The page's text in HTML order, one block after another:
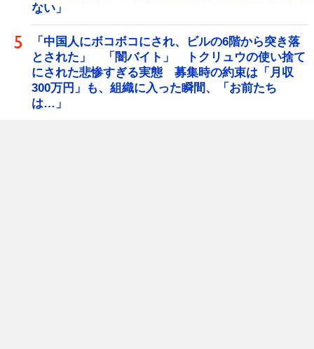
ない」
「中国人にボコボコにされ、ビルの6階から突き落
とされた」 「闇バイト」 トクリュウの使い捨て
にされた悲惨すぎる実態 募集時の約束は「月収
300万円」も、組織に入った瞬間、「お前たち
は…」